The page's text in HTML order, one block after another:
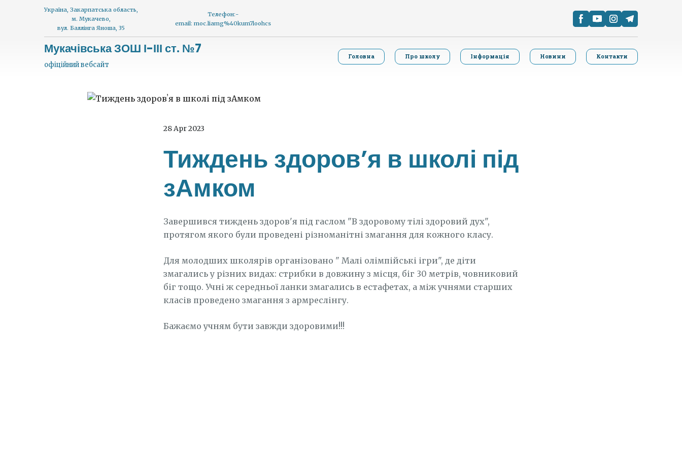
Україна, Закарпатська область,
м. Мукачево,
вул. Баллінга Яноша, 35
Телефон:-
email: moc.liamg%40kum7loohcs
Мукачівська ЗОШ І-ІІІ ст. №7
офіційний вебсайт
Головна Про школу Інформація Новини Контакти
28 Apr 2023
Тиждень здоровʼя в школі під
зАмком
Завершився тиждень здоров'я під гаслом "В здоровому тілі здоровий дух",
протягом якого були проведені різноманітні змагання для кожного класу.
Для молодших школярів організовано " Малі олімпійські ігри", де діти
змагались у різних видах: стрибки в довжину з місця, біг 30 метрів, човниковий
біг тощо. Учні ж середньої ланки змагались в естафетах, а між учнями старших
класів проведено змагання з армреслінгу.
Бажаємо учням бути завжди здоровими!!!